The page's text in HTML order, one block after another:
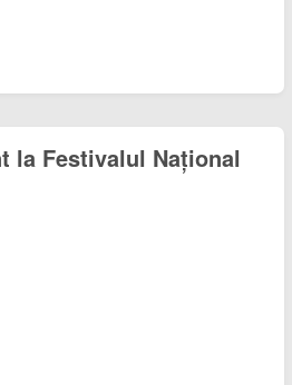
la Festivalul Național